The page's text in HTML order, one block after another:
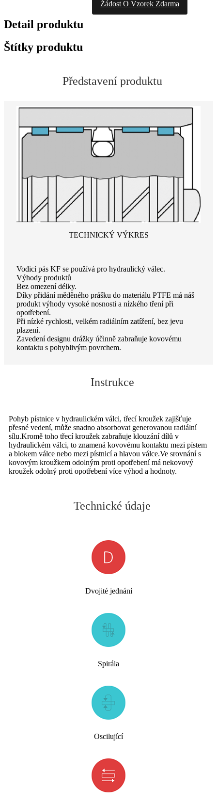
Žádost O Vzorek Zdarma
Detail produktu
Štítky produktu
Představení produktu
TECHNICKÝ VÝKRES
Vodicí pás KF se používá pro hydraulický válec.
Výhody produktů
Bez omezení délky.
Díky přidání měděného prášku do materiálu PTFE má náš
produkt výhody vysoké nosnosti a nízkého tření při
opotřebení.
Při nízké rychlosti, velkém radiálním zatížení, bez jevu
plazení.
Zavedení designu drážky účinně zabraňuje kovovému
kontaktu s pohyblivým povrchem.
Instrukce
Pohyb pístnice v hydraulickém válci, třecí kroužek zajišťuje
přesné vedení, může snadno absorbovat generovanou radiální
sílu.Kromě toho třecí kroužek zabraňuje klouzání dílů v
hydraulickém válci, to znamená kovovému kontaktu mezi pístem
a blokem válce nebo mezi pístnicí a hlavou válce.Ve srovnání s
kovovým kroužkem odolným proti opotřebení má nekovový
kroužek odolný proti opotřebení více výhod a hodnoty.
Technické údaje
Dvojité jednání
Spirála
Oscilující